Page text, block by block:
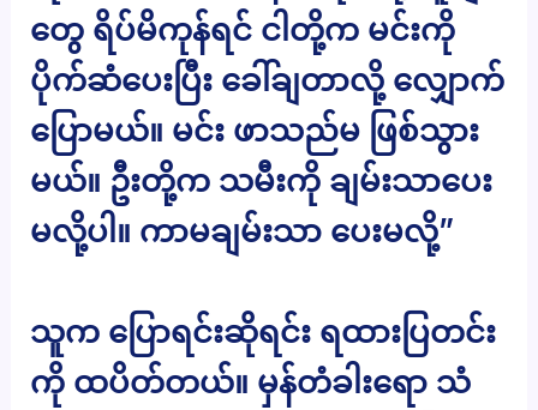
တွေ ရိပ်မိကုန်ရင် ငါတို့က မင်းကို
ပိုက်ဆံပေးပြီး ခေါ်ချတာလို့ လျှောက်
ပြောမယ်။ မင်း ဖာသည်မ ဖြစ်သွား
မယ်။ ဦးတို့က သမီးကို ချမ်းသာပေး
မလို့ပါ။ ကာမချမ်းသာ ပေးမလို့”
သူက ပြောရင်းဆိုရင်း ရထားပြတင်း
ကို ထပိတ်တယ်။ မှန်တံခါးရော သံ